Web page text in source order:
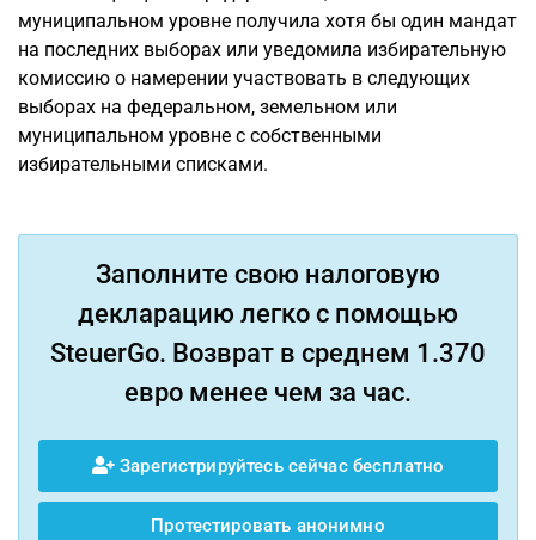
муниципальном уровне получила хотя бы один мандат
на последних выборах или уведомила избирательную
комиссию о намерении участвовать в следующих
выборах на федеральном, земельном или
муниципальном уровне с собственными
избирательными списками.
Заполните свою налоговую
декларацию легко с помощью
SteuerGo. Возврат в среднем 1.370
евро менее чем за час.
Зарегистрируйтесь сейчас бесплатно
Протестировать анонимно